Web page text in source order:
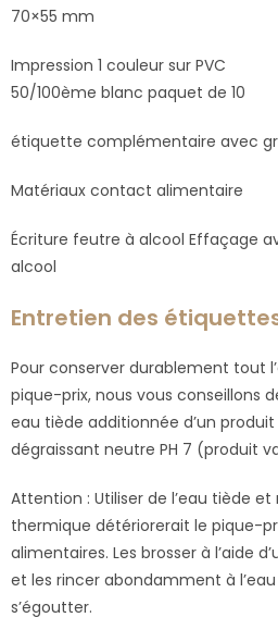
70×55 mm
Impression 1 couleur sur PVC
50/100ème blanc paquet de 10
étiquette complémentaire avec
Matériaux contact alimentaire
Écriture feutre à alcool Effaçage
alcool
Entretien des
Pour conserver durablement tout
pique-prix, nous vous conseillons
eau tiède additionnée d’un
dégraissant neutre PH 7 (produit
Attention : Utiliser de l’eau tiède
thermique détériorerait le pique-
alimentaires. Les brosser à l’aide
et les rincer abondamment à
s’égoutter.